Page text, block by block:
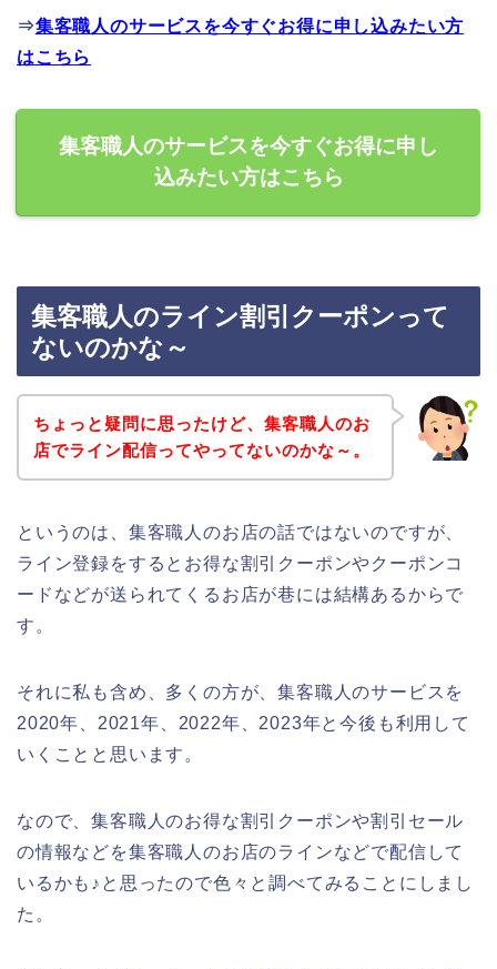
⇒集客職人のサービスを今すぐお得に申し込みたい方
はこちら
集客職人のサービスを今すぐお得に申し
込みたい方はこちら
集客職人のライン割引クーポンって
ないのかな～
ちょっと疑問に思ったけど、集客職人のお
店でライン配信ってやってないのかな～。
というのは、集客職人のお店の話ではないのですが、
ライン登録をするとお得な割引クーポンやクーポンコ
ードなどが送られてくるお店が巷には結構あるからで
す。
それに私も含め、多くの方が、集客職人のサービスを
2020年、2021年、2022年、2023年と今後も利用して
いくことと思います。
なので、集客職人のお得な割引クーポンや割引セール
の情報などを集客職人のお店のラインなどで配信して
いるかも♪と思ったので色々と調べてみることにしまし
た。